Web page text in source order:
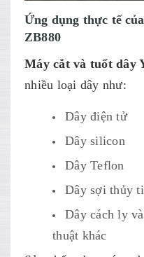
Ứng dụng thực tế
ZB880
Máy cắt và tuốt dây
nhiều loại dây như:
Dây điện tử
Dây silicon
Dây Teflon
Dây sợi thủy
Dây cách ly
thuật khác